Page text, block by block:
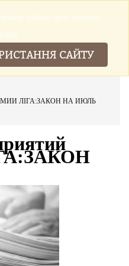
ЛІГА:ЗАКОН НА ИЮЛЬ
cookies щоб зробити
САЙТУ